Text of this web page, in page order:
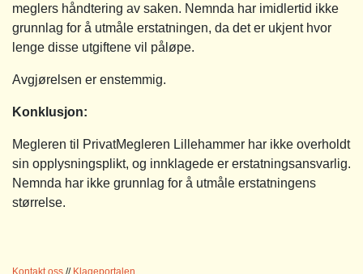
meglers håndtering av saken. Nemnda har imidlertid ikke
grunnlag for å utmåle erstatningen, da det er ukjent hvor
lenge disse utgiftene vil påløpe.
Avgjørelsen er enstemmig.
Konklusjon:
Megleren til PrivatMegleren Lillehammer har ikke overholdt
sin opplysningsplikt, og innklagede er erstatningsansvarlig.
Nemnda har ikke grunnlag for å utmåle erstatningens
størrelse.
Kontakt oss // Klageportalen